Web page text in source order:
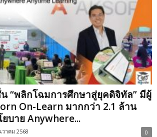
น “พลิกโฉมการศึกษาสู่ยุคดิจิทัล” มีผู้
On-Learn มากกว่า 2.1 ล้าน
บาย Anywhere...
าคม 2568 0